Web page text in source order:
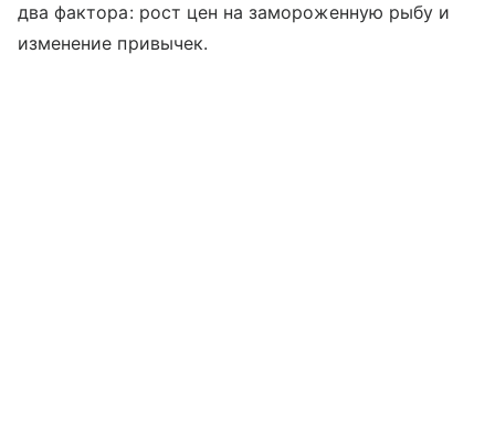
два фактора: рост цен на замороженную рыбу и
изменение привычек.